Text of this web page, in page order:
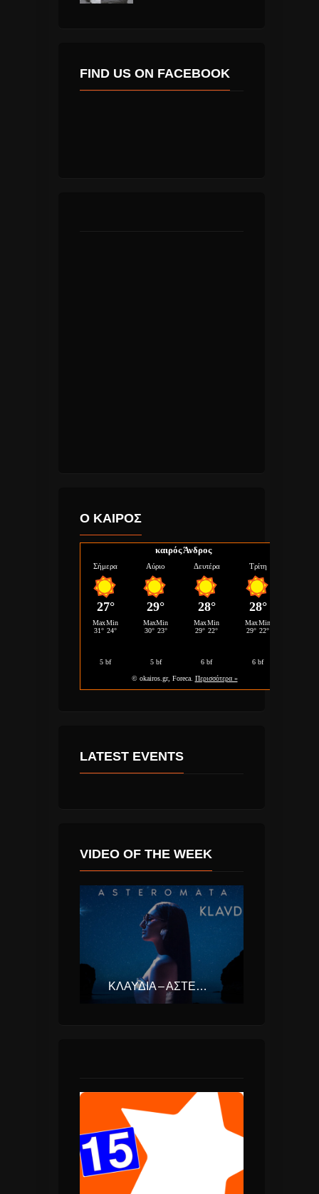
FIND US ON FACEBOOK
Ο ΚΑΙΡΟΣ
καιρός Άνδρος
LATEST EVENTS
VIDEO OF THE WEEK
ΚΛΑΥΔΊΑ – ΑΣΤΕΡΟΜΆΤΑ (EUROVISION ΕΛΛΆΔΑ 2025)